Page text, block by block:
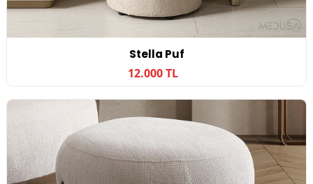
Stella Puf
12.000 TL